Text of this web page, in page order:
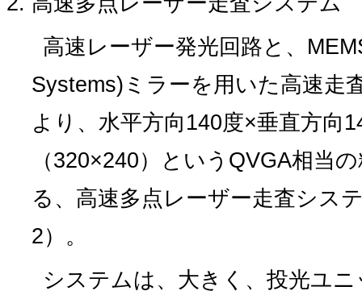
高速レーザー発光回路と、
Systems)ミラーを用いた高速走
より、水平方向140度×垂直方向
（320×240）というQVGA相当
る、高速多点レーザー走査シス
2）。
システムは、大きく、投光ユ